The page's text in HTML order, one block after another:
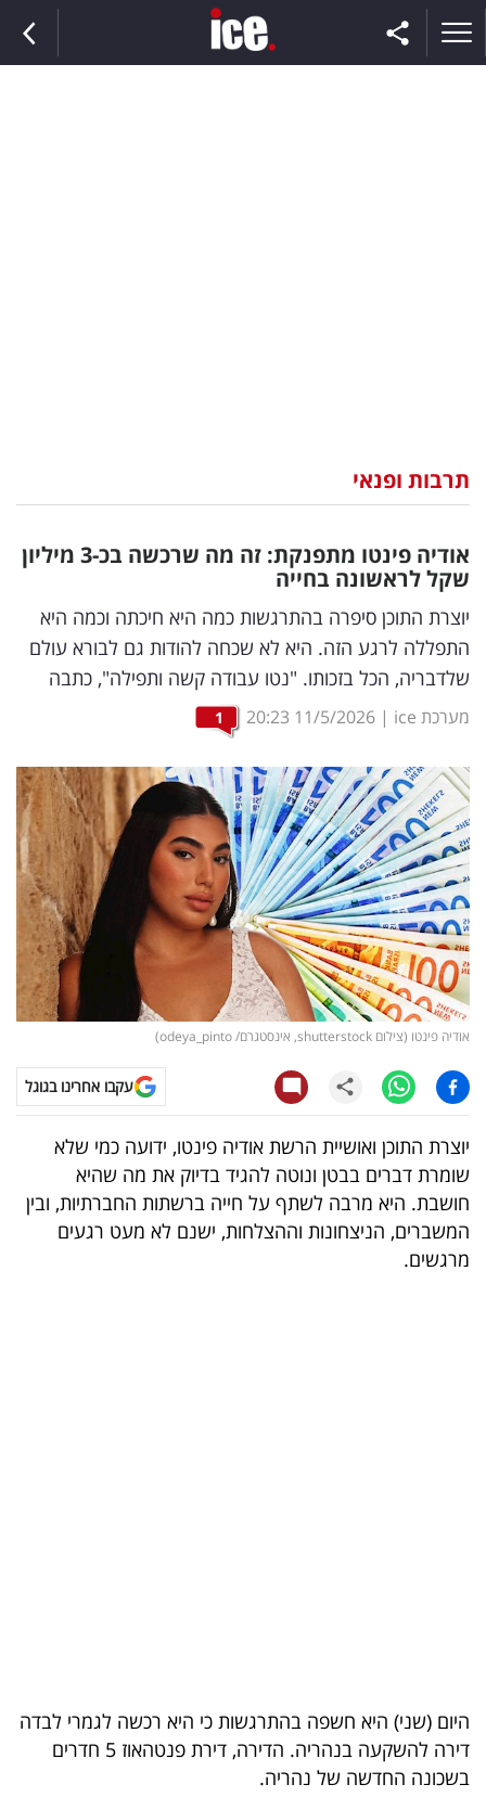
וצרכנות
דיגיטל
וטק
שיווק
ופרסום
מדדים
ומחקרים
דעות
רכילות
עסקית
קריפטו
ויראלי
טלוויזיה
עסקי
ספורט
קריירה
5
המילון
תרבות ופנאי
אודיה פינטו מתפנקת: זה מה שרכשה בכ-3 מיליון
שקל לראשונה בחייה
יוצרת התוכן סיפרה בהתרגשות כמה היא חיכתה וכמה היא
התפללה לרגע הזה. היא לא שכחה להודות גם לבורא עולם
שלדבריה, הכל בזכותו. "נטו עבודה קשה ותפילה", כתבה
מערכת ice |
11/5/2026
20:23
1
אודיה פינטו (צילום shutterstock, אינסטגרם/ odeya_pinto)
עקבו אחרינו בגוגל
יוצרת התוכן ואושיית הרשת אודיה פינטו, ידועה כמי שלא
שומרת דברים בבטן ונוטה להגיד בדיוק את מה שהיא
חושבת. היא מרבה לשתף על חייה ברשתות החברתיות, ובין
המשברים, הניצחונות וההצלחות, ישנם לא מעט רגעים
מרגשים.
היום (שני) היא חשפה בהתרגשות כי היא רכשה לגמרי לבדה
דירה להשקעה בנהריה. הדירה, דירת פנטהאוז 5 חדרים
בשכונה החדשה של נהריה.